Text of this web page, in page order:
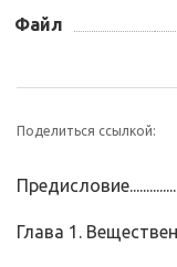
Файл
Поделиться ссылкой:
Глава 1.